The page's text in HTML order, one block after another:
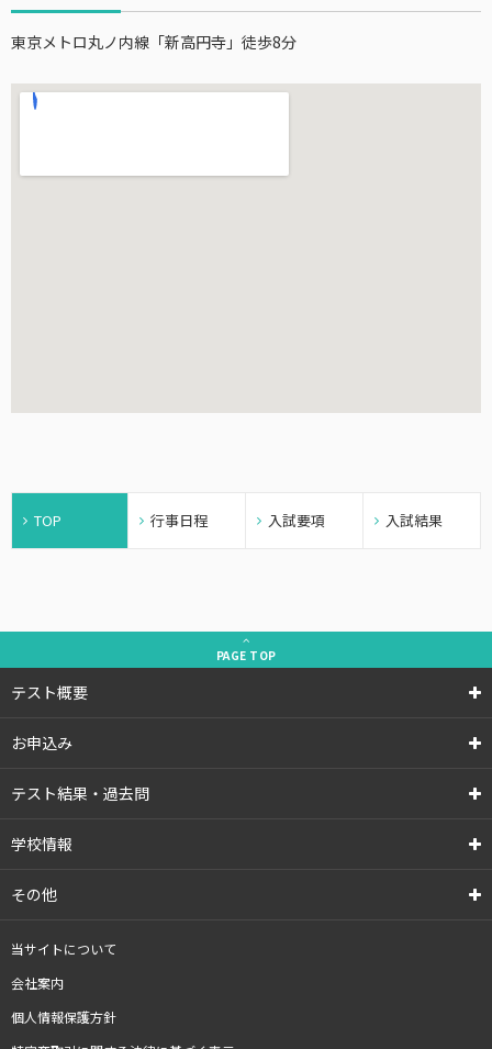
東京メトロ丸ノ内線「新高円寺」徒歩8分
TOP 行事日程 入試要項 入試結果
PAGE TOP
テスト概要
お申込み
テスト結果・過去問
学校情報
その他
当サイトについて
会社案内
個人情報保護方針